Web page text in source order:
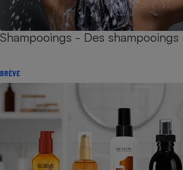
Shampooings - Des
BRÈVE